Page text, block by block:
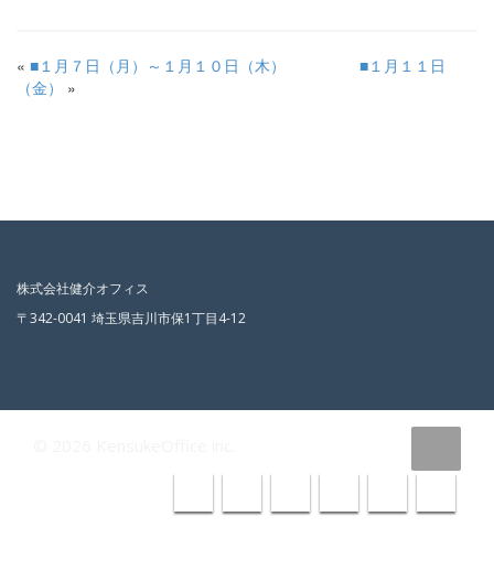
« ■１月７日（月）～１月１０日（木）
■１月１１日
（金）
»
株式会社健介オフィス
〒342-0041 埼玉県吉川市保1丁目4-12